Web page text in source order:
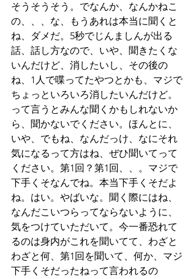
そうそうそう。でなんか、なんかねこ
の、、、な、もうあれは本当に聞くと
ね、ダメだ。5秒でじんましんが出る
話、話し方なので、いや、聞きたくな
いんだけど、消したいし、その後の
ね、1人で喋ってたやつとかも、マジで
ちょっといろいろ消したいんだけど。
って言うとみんな聞くかもしれないか
ら、聞かないでください。ほんとに、
いや、でもね、なんだっけ、なにそれ
気になるって方はね、ぜひ聞いてって
ください。第1回？第1回、、。マジで
下手くそなんでね。本当下手くそだよ
ね。はい。やばいな。聞く際にはね、
なんだこいつらってならないように、
気をつけていただいて。今一番恐れて
るのは身内がこれを聞いてて、わざと
わざと何、第1回を聞いて、何か、マジ
下手くそだったねって言われるの